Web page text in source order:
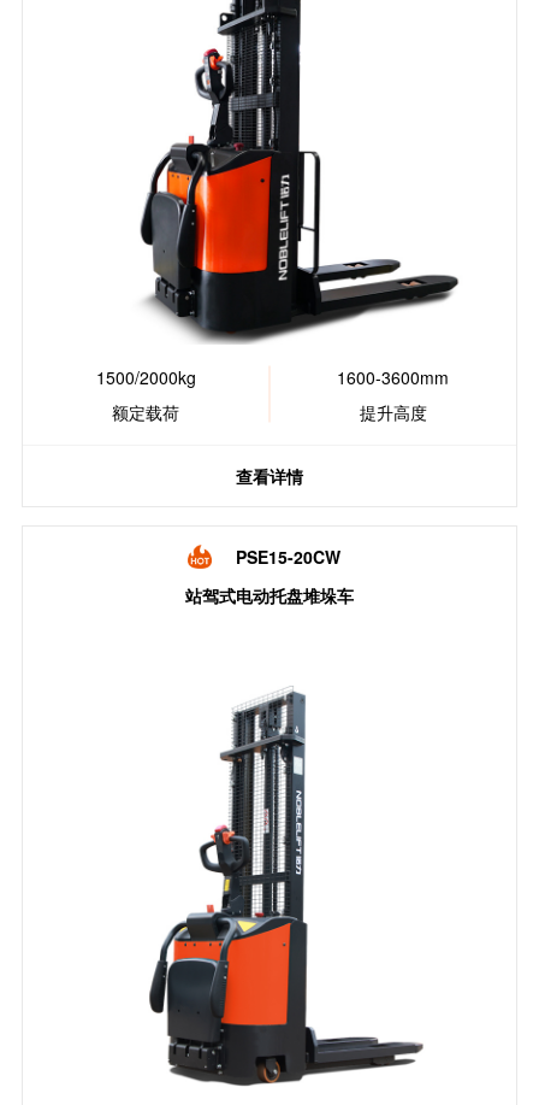
1500/2000kg
额定载荷
1600-3600mm
提升高度
查看详情
PSE15-20CW
站驾式电动托盘堆垛车